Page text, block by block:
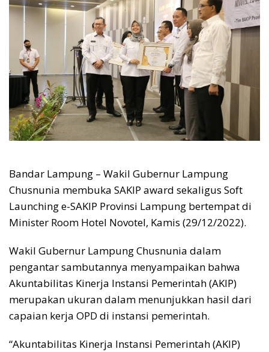
Bandar Lampung – Wakil Gubernur Lampung
Chusnunia membuka SAKIP award sekaligus Soft
Launching e-SAKIP Provinsi Lampung bertempat di
Minister Room Hotel Novotel, Kamis (29/12/2022).
Wakil Gubernur Lampung Chusnunia dalam
pengantar sambutannya menyampaikan bahwa
Akuntabilitas Kinerja Instansi Pemerintah (AKIP)
merupakan ukuran dalam menunjukkan hasil dari
capaian kerja OPD di instansi pemerintah.
“Akuntabilitas Kinerja Instansi Pemerintah (AKIP)